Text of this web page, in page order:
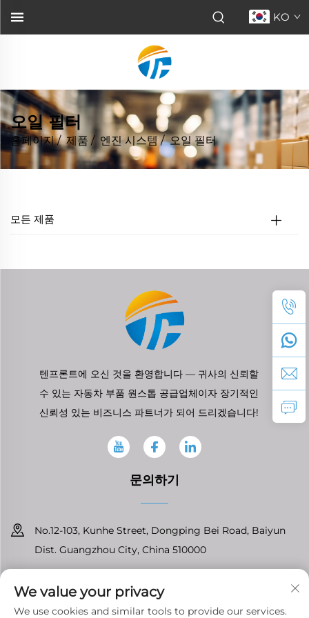
KO
오일 필터
홈페이지/제품 / 엔진 시스템/오일 필터
모든 제품
텐프론트에 오신 것을 환영합니다 — 귀사의 신뢰할
수 있는 자동차 부품 원스톱 공급업체이자 장기적인
신뢰성 있는 비즈니스 파트너가 되어 드리겠습니다!
문의하기
No.12-103, Kunhe Street, Dongping Bei Road, Baiyun
Dist. Guangzhou City, China 510000
[email protected]
We value your privacy
We use cookies and similar tools to provide our services.